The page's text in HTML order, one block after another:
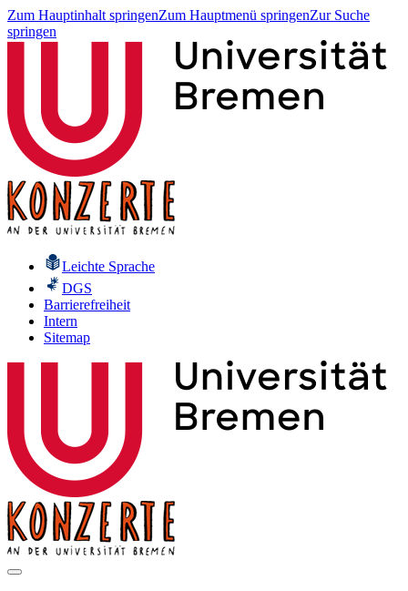
Zum Hauptinhalt springenZum Hauptmenü springenZur Suche
springen
Leichte Sprache
DGS
Barrierefreiheit
Intern
Sitemap